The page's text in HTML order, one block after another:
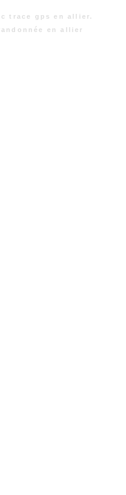
trace gps en allier.
en allier